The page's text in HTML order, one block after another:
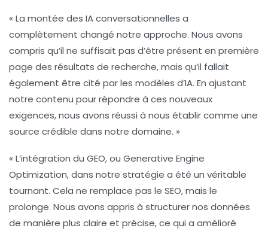
« La montée des IA conversationnelles a
complètement changé notre approche. Nous avons
compris qu’il ne suffisait pas d’être présent en première
page des résultats de recherche, mais qu’il fallait
également être cité par les modèles d’IA. En ajustant
notre contenu pour répondre à ces nouveaux
exigences, nous avons réussi à nous établir comme une
source crédible dans notre domaine. »
« L’intégration du GEO, ou Generative Engine
Optimization, dans notre stratégie a été un véritable
tournant. Cela ne remplace pas le SEO, mais le
prolonge. Nous avons appris à structurer nos données
de manière plus claire et précise, ce qui a amélioré